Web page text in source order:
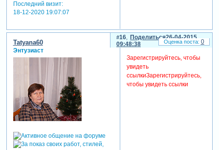
Последний визит:
18-12-2020 19:07:07
Поделиться
16
26-04-2015
09:48:38
Tatyana60
Энтузиаст
Зарегистрируйтесь, чтобы
увидеть
ссылкиЗарегистрируйтесь,
чтобы увидеть ссылки
0